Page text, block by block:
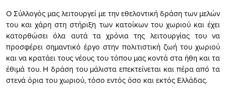
Ο Σύλλογός μας λειτουργεί με την εθελοντική δράση των μελών
του και χάρη στη στήριξη των κατοίκων του χωριού και έχει
κατορθώσει όλα αυτά τα χρόνια της λειτουργίας του να
προσφέρει σημαντικό έργο στην πολιτιστική ζωή του χωριού
και να κρατάει τους νέους του τόπου μας κοντά στα ήθη και τα
έθιμά του. Η δράση του μάλιστα επεκτείνεται και πέρα από τα
στενά όρια του χωριού, τόσο εντός όσο και εκτός Ελλάδας.